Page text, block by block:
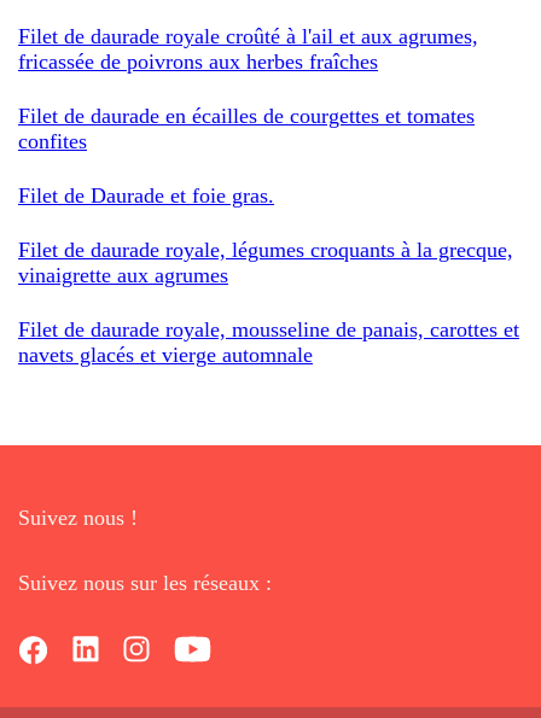
Filet de daurade royale croûté à l'ail et aux agrumes,
fricassée de poivrons aux herbes fraîches
Filet de daurade en écailles de courgettes et tomates
confites
Filet de Daurade et foie gras.
Filet de daurade royale, légumes croquants à la grecque,
vinaigrette aux agrumes
Filet de daurade royale, mousseline de panais, carottes et
navets glacés et vierge automnale
Suivez nous !
Suivez nous sur les réseaux :